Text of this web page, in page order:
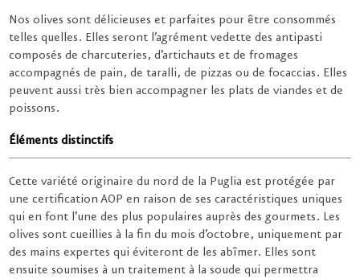
Nos olives sont délicieuses et parfaites pour être consommés
telles quelles. Elles seront l’agrément vedette des antipasti
composés de charcuteries, d’artichauts et de fromages
accompagnés de pain, de taralli, de pizzas ou de focaccias. Elles
peuvent aussi très bien accompagner les plats de viandes et de
poissons.
Éléments distinctifs
Cette variété originaire du nord de la Puglia est protégée par
une certification AOP en raison de ses caractéristiques uniques
qui en font l’une des plus populaires auprès des gourmets. Les
olives sont cueillies à la fin du mois d’octobre, uniquement par
des mains expertes qui éviteront de les abîmer. Elles sont
ensuite soumises à un traitement à la soude qui permettra